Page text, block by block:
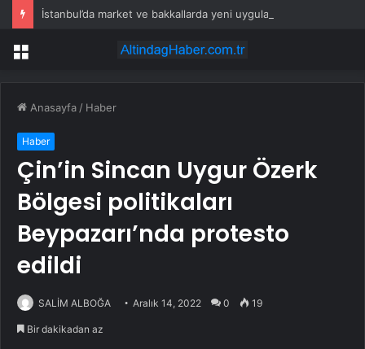
Menü
Anasayfa / Haber
Haber
Çin’in Sincan Uygur Özerk
Bölgesi politikaları
Beypazarı’nda protesto
edildi
SALİM ALBOĞA Aralık 14, 2022 0 19
Bir dakikadan az